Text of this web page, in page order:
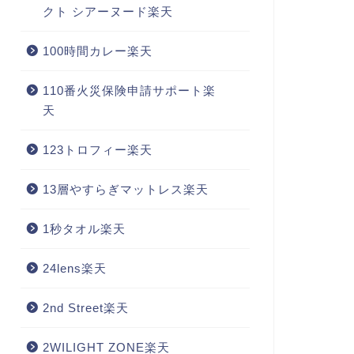
クト シアーヌード楽天
100時間カレー楽天
110番火災保険申請サポート楽
天
123トロフィー楽天
13層やすらぎマットレス楽天
1秒タオル楽天
24lens楽天
2nd Street楽天
2WILIGHT ZONE楽天